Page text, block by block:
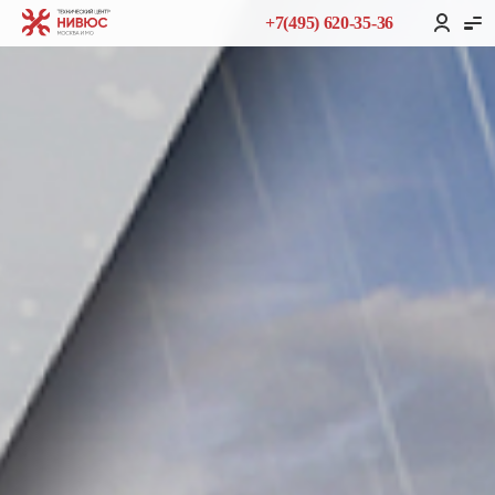
+7(495) 620-35-36